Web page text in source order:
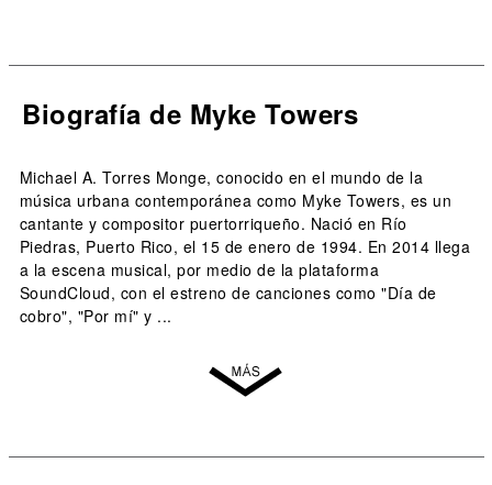
Biografía de Myke Towers
Michael A. Torres Monge, conocido en el mundo de la
música urbana contemporánea como Myke Towers, es un
cantante y compositor puertorriqueño. Nació en Río
Piedras, Puerto Rico, el 15 de enero de 1994. En 2014 llega
a la escena musical, por medio de la plataforma
SoundCloud, con el estreno de canciones como "Día de
cobro", "Por mí" y ...